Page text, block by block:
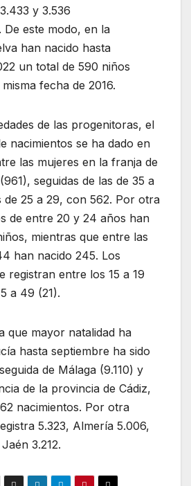
y 3.536
De este modo, en la
han nacido hasta
un total de 590 niños
fecha de 2016.
de las progenitoras, el
nacimientos se ha dado en
las mujeres en la franja de
seguidas de las de 35 a
de 25 a 29, con 562. Por otra
de entre 20 y 24 años han
mientras que entre las
han nacido 245. Los
registran entre los 15 a 19
a 49 (21).
que mayor natalidad ha
hasta septiembre ha sido
de Málaga (9.110) y
de la provincia de Cádiz,
nacimientos. Por otra
5.323, Almería 5.006,
3.212.